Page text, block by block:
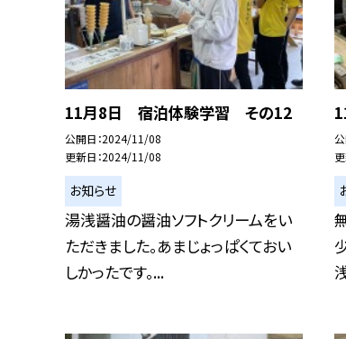
11月8日 宿泊体験学習 その12
公開日 2024/11/08
更新日 2024/11/08
お知らせ
湯浅醤油の醤油ソフトクリームをい
ただきました。あまじょっぱくておい
しかったです。...